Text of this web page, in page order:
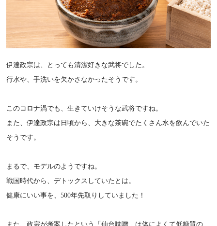
伊達政宗は、とっても清潔好きな武将でした。
行水や、手洗いを欠かさなかったそうです。
このコロナ渦でも、生きていけそうな武将ですね。
また、伊達政宗は日頃から、大きな茶碗でたくさん水を飲んでいた
そうです。
まるで、モデルのようですね。
戦国時代から、デトックスしていたとは。
健康にいい事を、500年先取りしていました！
また、政宗が考案したという「仙台味噌」は体によくて低糖質の